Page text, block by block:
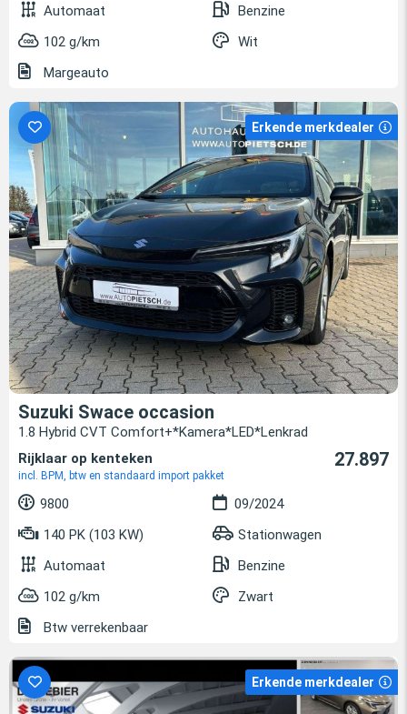
Automaat
Benzine
102 g/km
Wit
Margeauto
Erkende merkdealer
Suzuki Swace occasion
1.8 Hybrid CVT Comfort+*Kamera*LED*Lenkrad
Rijklaar op kenteken
incl. BPM, btw en standaard import pakket
27.897
9800
09/2024
140 PK (103 KW)
Stationwagen
Automaat
Benzine
102 g/km
Zwart
Btw verrekenbaar
Erkende merkdealer